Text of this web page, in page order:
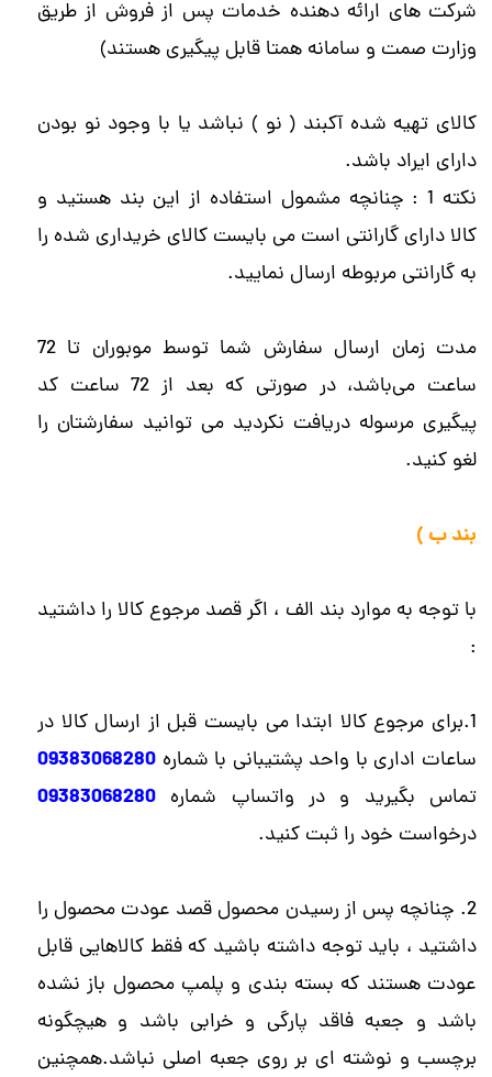
شرکت های ارائه دهنده خدمات پس از فروش از طریق
وزارت صمت و سامانه همتا قابل پیگیری هستند)
کالای تهیه شده آکبند ( نو ) نباشد یا با وجود نو بودن
دارای ایراد باشد.
نکته 1 : چنانچه مشمول استفاده از این بند هستید و
کالا دارای گارانتی است می بایست کالای خریداری شده را
به گارانتی مربوطه ارسال نمایید.
مدت زمان ارسال سفارش شما توسط موبوران تا 72
ساعت می‌باشد، در صورتی که بعد از 72 ساعت کد
پیگیری مرسوله دریافت نکردید می توانید سفارشتان را
لغو کنید.
بند ب )
با توجه به موارد بند الف ، اگر قصد مرجوع کالا را داشتید
:
1.برای مرجوع کالا ابتدا می بایست قبل از ارسال کالا در
ساعات اداری با واحد پشتیبانی با شماره 09383068280
تماس بگیرید و در واتساپ شماره 09383068280
درخواست خود را ثبت کنید.
2. چنانچه پس از رسیدن محصول قصد عودت محصول را
داشتید ، باید توجه داشته باشید که فقط کالاهایی قابل
عودت هستند که بسته بندی و پلمپ محصول باز نشده
باشد و جعبه فاقد پارگی و خرابی باشد و هیچگونه
برچسب و نوشته ای بر روی جعبه اصلی نباشد.همچنین